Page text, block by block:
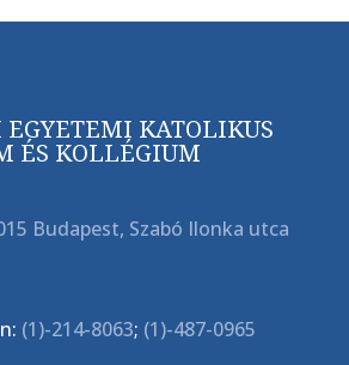
EGYETEMI KATOLIKUS
ÉS KOLLÉGIUM
Budapest, Szabó Ilonka utca
(1)-214-8063; (1)-487-0965